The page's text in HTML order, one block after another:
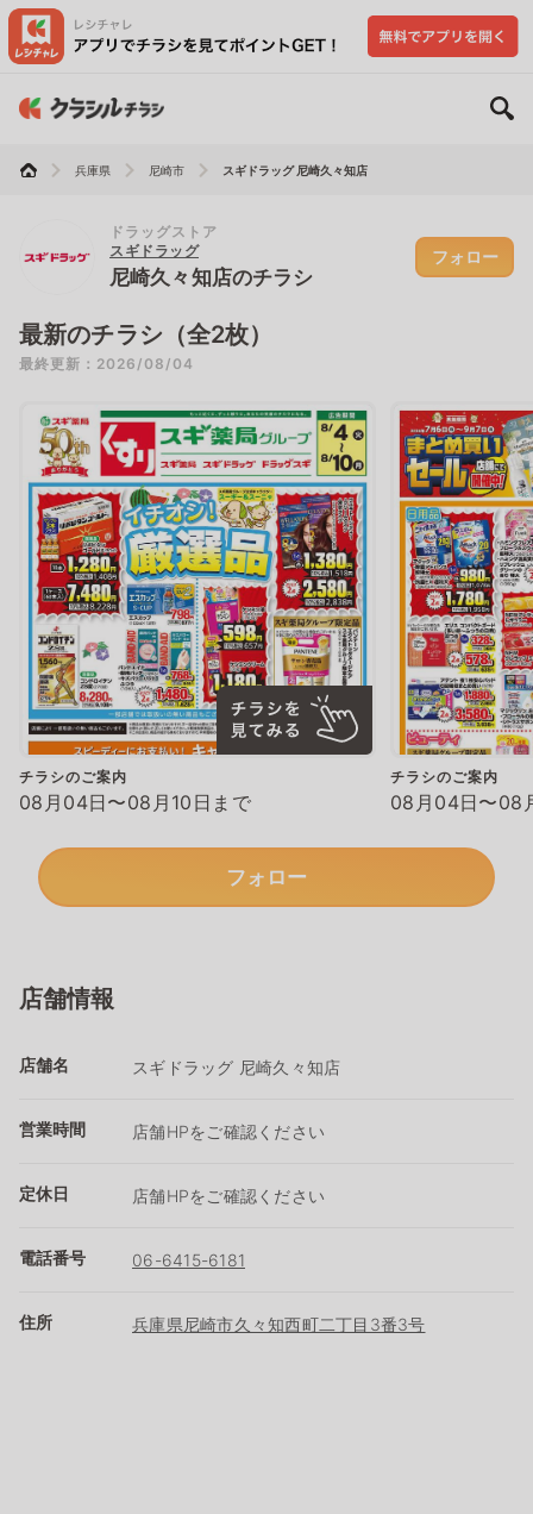
兵庫県 尼崎市 スギドラッグ 尼崎久々知店
ドラッグストア
スギドラッグ
尼崎久々知店のチラシ
フォロー
最新のチラシ（全2枚）
最終更新：2026/08/04
チラシのご案内
08月04日〜08月10日まで
チラシのご案内
08月04日〜08
フォロー
店舗情報
店舗名 スギドラッグ 尼崎久々知店
営業時間 店舗HPをご確認ください
定休日 店舗HPをご確認ください
電話番号 06-6415-6181
住所 兵庫県尼崎市久々知西町二丁目3番3号